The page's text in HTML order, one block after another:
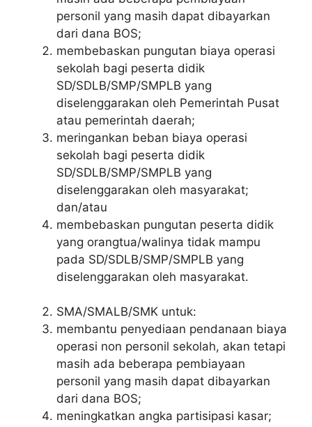
personil yang masih dapat dibayarkan
dari dana BOS;
membebaskan pungutan biaya operasi
sekolah bagi peserta didik
SD/SDLB/SMP/SMPLB yang
diselenggarakan oleh Pemerintah Pusat
atau pemerintah daerah;
meringankan beban biaya operasi
sekolah bagi peserta didik
SD/SDLB/SMP/SMPLB yang
diselenggarakan oleh masyarakat;
dan/atau
membebaskan pungutan peserta didik
yang orangtua/walinya tidak mampu
pada SD/SDLB/SMP/SMPLB yang
diselenggarakan oleh masyarakat.
SMA/SMALB/SMK untuk:
membantu penyediaan pendanaan biaya
operasi non personil sekolah, akan tetapi
masih ada beberapa pembiayaan
personil yang masih dapat dibayarkan
dari dana BOS;
meningkatkan angka partisipasi kasar;